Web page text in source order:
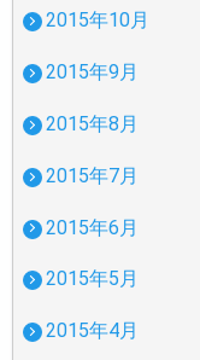
2015年10月
2015年9月
2015年8月
2015年7月
2015年6月
2015年5月
2015年4月